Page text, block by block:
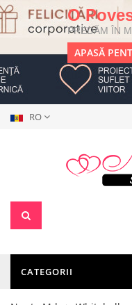
O
PREDĂM ÎN
APASĂ
RO
CATEGORII